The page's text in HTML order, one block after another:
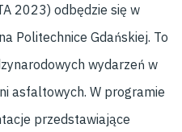
2023) odbędzie się w
Politechnice Gdańskiej. To
wydarzeń w
asfaltowych. W programie
przedstawiające